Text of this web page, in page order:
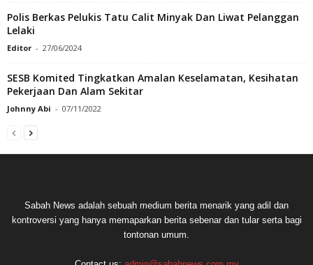
Polis Berkas Pelukis Tatu Calit Minyak Dan Liwat Pelanggan
Lelaki
Editor - 27/06/2024
SESB Komited Tingkatkan Amalan Keselamatan, Kesihatan
Pekerjaan Dan Alam Sekitar
Johnny Abi - 07/11/2022
Sabah News adalah sebuah medium berita menarik yang adil dan
kontroversi yang hanya memaparkan berita sebenar dan tular serta bagi
tontonan umum.